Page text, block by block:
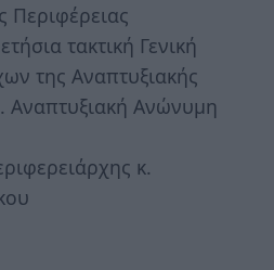
τακτική Γενική
της Αναπτυξιακής
Ανώνυμη
κ.